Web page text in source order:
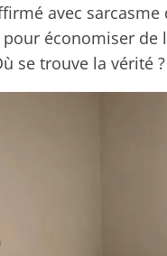
avec sarcasme
économiser de
se trouve la vérité ?